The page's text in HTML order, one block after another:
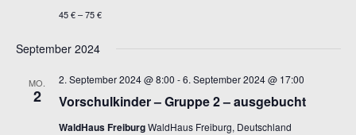
45 € – 75 €
September 2024
MO.
2 Vorschulkinder – Gruppe 2 – ausgebucht
2. September 2024 @ 8:00 -6. September 2024 @ 17:00
WaldHaus FreiburgWaldHaus Freiburg, Deutschland